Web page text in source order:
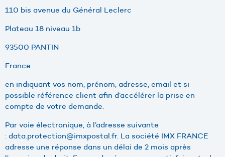
110 bis avenue du Général Leclerc
Plateau 18 niveau 1b
93500 PANTIN
France
en indiquant vos nom, prénom, adresse, email et si
possible référence client afin d’accélérer la prise en
compte de votre demande.
Par voie électronique, à l’adresse suivante
: data.protection@imxpostal.fr. La société IMX FRANCE
adresse une réponse dans un délai de 2 mois après